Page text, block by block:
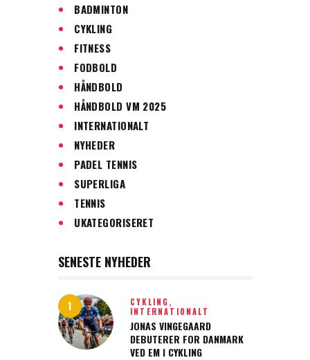
BADMINTON
CYKLING
FITNESS
FODBOLD
HÅNDBOLD
HÅNDBOLD VM 2025
INTERNATIONALT
NYHEDER
PADEL TENNIS
SUPERLIGA
TENNIS
UKATEGORISERET
SENESTE NYHEDER
CYKLING,
INTERNATIONALT
JONAS VINGEGAARD
DEBUTERER FOR DANMARK
VED EM I CYKLING